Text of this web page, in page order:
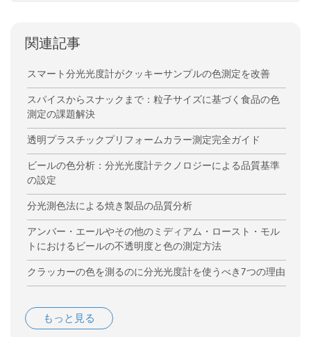
関連記事
スマート分光光度計がクッキーサンプルの色測定を改善
スパイスからスナックまで：粒子サイズに基づく食品の色
測定の課題解決
透明プラスチックプリフォームカラー測定完全ガイド
ビールの色分析：分光光度計テクノロジーによる品質基準
の設定
分光測色法による焼き製品の品質分析
アンバー・エールやその他のミディアム・ロースト・モル
トにおけるビールの不透明度と色の測定方法
クラッカーの色を測るのに分光光度計を使うべき7つの理由
もっと見る